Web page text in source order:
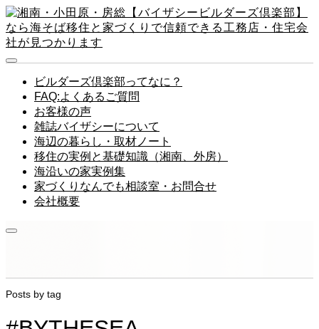
ビルダーズ倶楽部ってなに？
FAQ:よくあるご質問
お客様の声
雑誌バイザシーについて
海辺の暮らし・取材ノート
移住の実例と基礎知識（湘南、外房）
海沿いの家実例集
家づくりなんでも相談室・お問合せ
会社概要
Posts by tag